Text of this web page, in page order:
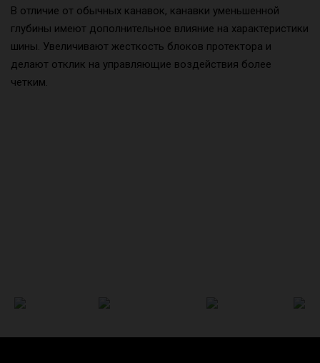
В отличие от обычных канавок, канавки уменьшенной
глубины имеют дополнительное влияние на характеристики
шины. Увеличивают жесткость блоков протектора и
делают отклик на управляющие воздействия более
четким.